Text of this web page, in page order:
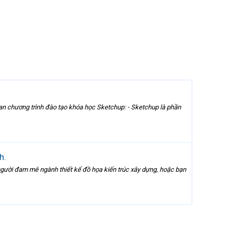
chương trình đào tạo khóa học Sketchup: - Sketchup là phần
đam mê ngành thiết kế đồ họa kiến trúc xây dựng, hoặc bạn